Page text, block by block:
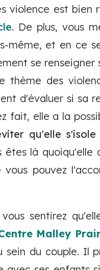
violence est bien
. De plus, vous
même, et en ce
se
thème des
d'évaluer si sa
fait, elle a la
qu'elle
êtes là
pouvez
sentirez
Malley
sein du couple. Il